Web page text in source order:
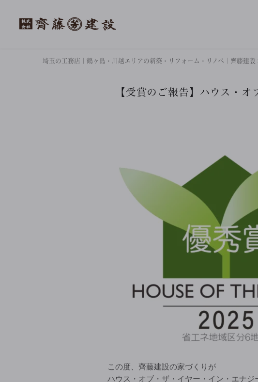
埼玉の工務店｜鶴ヶ島・川越エリアの新築・リフォーム・リノベ｜齊藤建設
【受賞のご報告】ハウス・
この度、齊藤建設の家づくりが
ハウス・オブ・ザ・イヤー・イン・エナジ